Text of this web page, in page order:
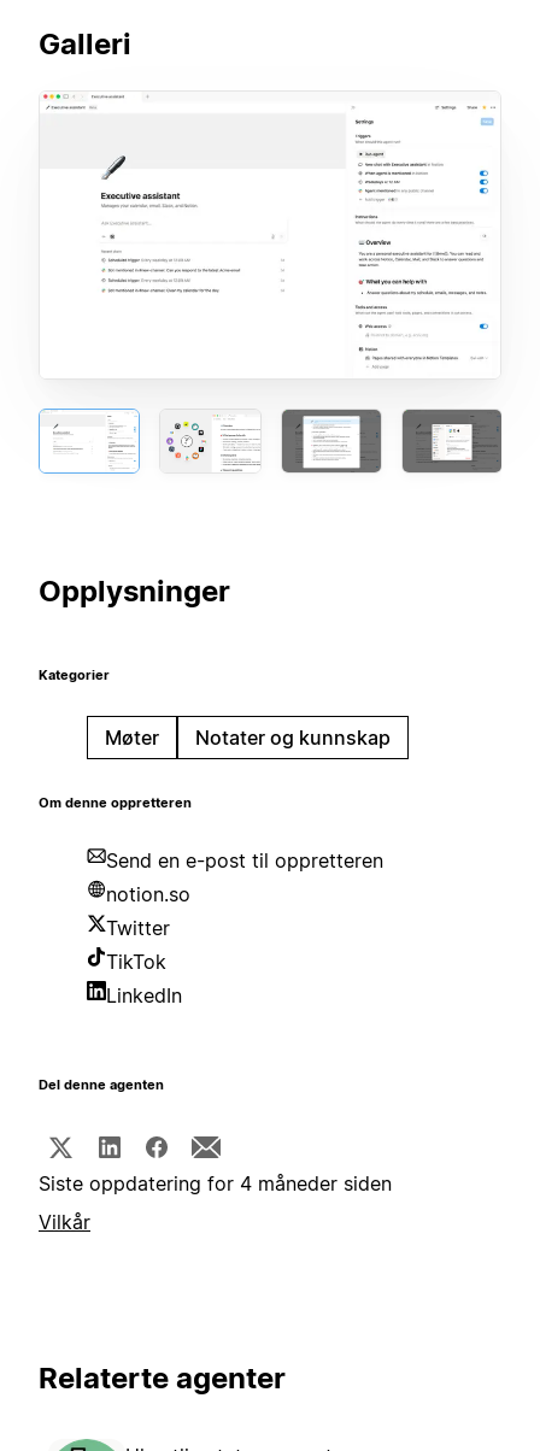
Galleri
Opplysninger
Kategorier
Møter Notater og kunnskap
Om denne oppretteren
Send en e-post til oppretteren
notion.so
Twitter
TikTok
LinkedIn
Del denne agenten
Siste oppdatering for 4 måneder siden
Vilkår
Relaterte agenter